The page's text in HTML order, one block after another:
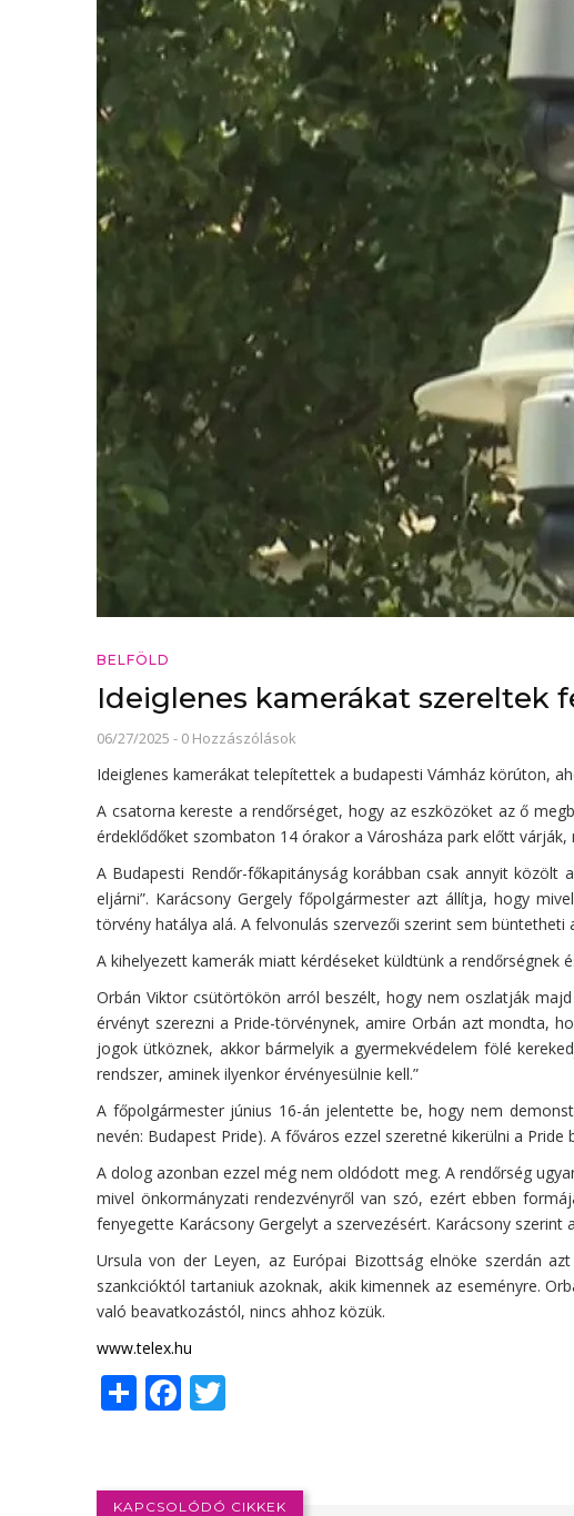
BELFÖLD
Ideiglenes kamerákat szereltek
06/27/2025 - 0 Hozzászólások
Ideiglenes kamerákat telepítettek a budapesti Vámház körúton,
A csatorna kereste a rendőrséget, hogy az eszközöket az ő
érdeklődőket szombaton 14 órakor a Városháza park előtt
A Budapesti Rendőr-főkapitányság korábban csak annyit
eljárni”. Karácsony Gergely főpolgármester azt állítja, hogy
törvény hatálya alá. A felvonulás szervezői szerint sem
A kihelyezett kamerák miatt kérdéseket küldtünk a rendőrségnek
Orbán Viktor csütörtökön arról beszélt, hogy nem oszlatják
érvényt szerezni a Pride-törvénynek, amire Orbán azt mondta,
jogok ütköznek, akkor bármelyik a gyermekvédelem fölé
rendszer, aminek ilyenkor érvényesülnie kell.”
A főpolgármester június 16-án jelentette be, hogy nem
nevén: Budapest Pride). A főváros ezzel szeretné kikerülni a
A dolog azonban ezzel még nem oldódott meg. A rendőrség
mivel önkormányzati rendezvényről van szó, ezért ebben
fenyegette Karácsony Gergelyt a szervezésért. Karácsony
Ursula von der Leyen, az Európai Bizottság elnöke szerdán
szankcióktól tartaniuk azoknak, akik kimennek az eseményre.
való beavatkozástól, nincs ahhoz közük.
www.telex.hu
ShareFacebook
KAPCSOLÓDÓ CIKKEK